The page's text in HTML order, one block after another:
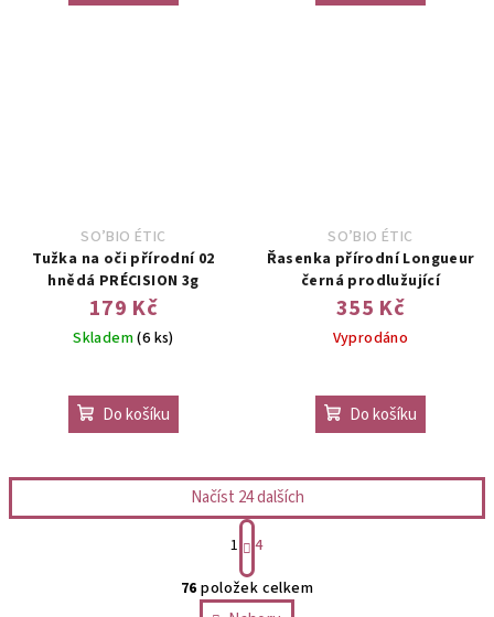
SO’BIO ÉTIC
Tužka na oči přírodní 02
hnědá PRÉCISION 3g
179 Kč
Skladem(6 ks)
Do košíku
SO’BIO ÉTIC
Řasenka přírodní Longueur
černá prodlužující
355 Kč
Vyprodáno
Do košíku
O
v
Načíst 24 dalších
S
t
r
á
1
4
76 položek celkem